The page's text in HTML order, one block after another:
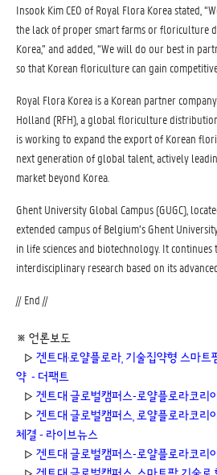
Insook Kim CEO of Royal Flora Korea stated,
the lack of proper smart farms or floriculture
Korea,” and added, “We will do our best in
so that Korean floriculture can gain
Royal Flora Korea is a Korean partner
Holland (RFH), a global floriculture
is working to expand the export of Korean
next generation of global talent, actively
market beyond Korea.
Ghent University Global Campus (GUGC),
extended campus of Belgium’s Ghent
in life sciences and biotechnology. It
interdisciplinary research based on its
// End //
※ 언론보도
▷ 겐트대·로얄플로라, 기술집약형 스마
약 - 더팩트
▷ 겐트대 글로벌캠퍼스-로얄플로라코리
▷ 겐트대 글로벌캠퍼스, 로얄플로라코리
체결 - 라이브뉴스
▷ 겐트대 글로벌캠퍼스-로얄플로라코리